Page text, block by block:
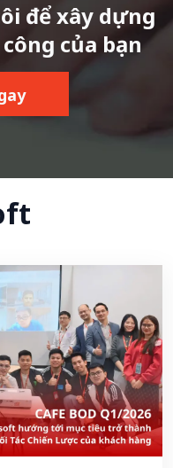
để xây dựng
của bạn